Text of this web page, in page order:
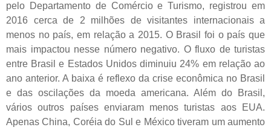
pelo Departamento de Comércio e Turismo, registrou em
2016 cerca de 2 milhões de visitantes internacionais a
menos no país, em relação a 2015. O Brasil foi o país que
mais impactou nesse número negativo. O fluxo de turistas
entre Brasil e Estados Unidos diminuiu 24% em relação ao
ano anterior. A baixa é reflexo da crise econômica no Brasil
e das oscilações da moeda americana. Além do Brasil,
vários outros países enviaram menos turistas aos EUA.
Apenas China, Coréia do Sul e México tiveram um aumento